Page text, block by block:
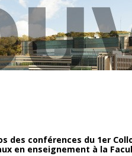
des conférences du 1er
en enseignement à la